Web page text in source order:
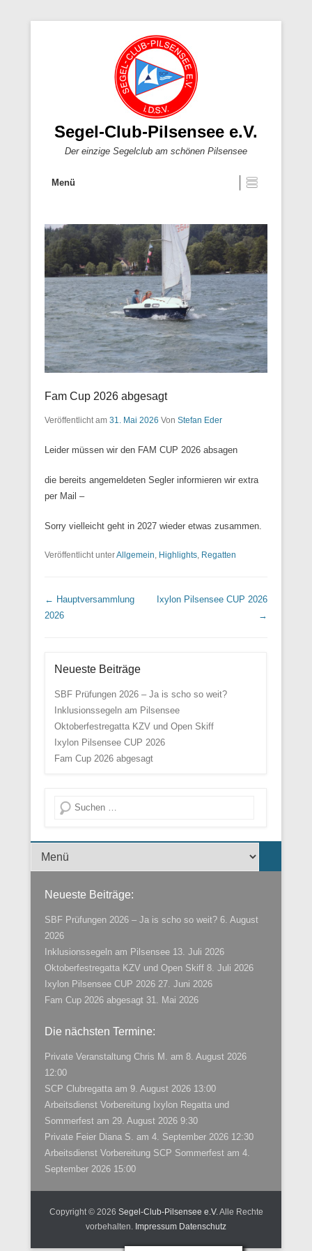
Segel-Club-Pilsensee e.V.
Der einzige Segelclub am schönen Pilsensee
Menü
Fam Cup 2026 abgesagt
Veröffentlicht am 31. Mai 2026 Von Stefan Eder
Leider müssen wir den FAM CUP 2026 absagen
die bereits angemeldeten Segler informieren wir extra
per Mail –
Sorry vielleicht geht in 2027 wieder etwas zusammen.
Veröffentlicht unterAllgemein, Highlights, Regatten
Beitrags Übersicht
← Hauptversammlung
2026
Ixylon Pilsensee CUP 2026
→
Neueste Beiträge
SBF Prüfungen 2026 – Ja is scho so weit?
Inklusionssegeln am Pilsensee
Oktoberfestregatta KZV und Open Skiff
Ixylon Pilsensee CUP 2026
Fam Cup 2026 abgesagt
Suche
Menü der Fußzeile
Neueste Beiträge:
SBF Prüfungen 2026 – Ja is scho so weit? 6. August
2026
Inklusionssegeln am Pilsensee 13. Juli 2026
Oktoberfestregatta KZV und Open Skiff 8. Juli 2026
Ixylon Pilsensee CUP 2026 27. Juni 2026
Fam Cup 2026 abgesagt 31. Mai 2026
Die nächsten Termine:
Private Veranstaltung Chris M.
am 8. August 2026
12:00
SCP Clubregatta am 9. August 2026 13:00
Arbeitsdienst Vorbereitung Ixylon Regatta und
Sommerfest am 29. August 2026 9:30
Private Feier Diana S. am 4. September 2026 12:30
Arbeitsdienst Vorbereitung SCP Sommerfest am 4.
September 2026 15:00
Copyright © 2026 Segel-Club-Pilsensee e.V.Alle Rechte
vorbehalten. Impressum Datenschutz